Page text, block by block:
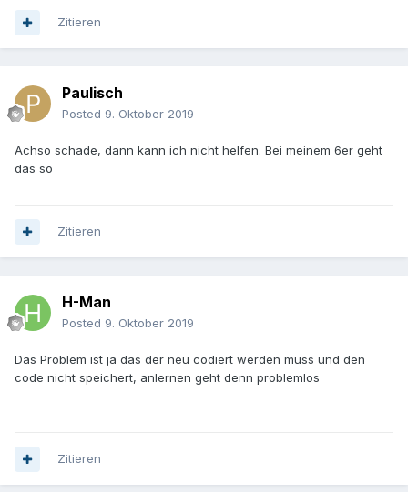
Zitieren
Paulisch
Posted 9. Oktober 2019
Achso schade, dann kann ich nicht helfen. Bei meinem 6er geht
das so
Zitieren
H-Man
Posted 9. Oktober 2019
Das Problem ist ja das der neu codiert werden muss und den
code nicht speichert, anlernen geht denn problemlos
Zitieren